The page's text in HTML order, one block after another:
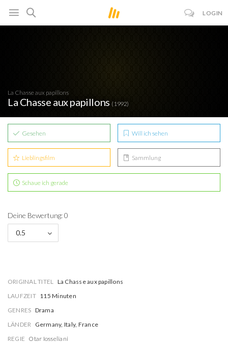
LOGIN
La Chasse aux papillons
La Chasse aux papillons (1992)
Gesehen Will ich sehen
Lieblingsfilm Sammlung
Schaue ich gerade
Deine Bewertung: 0
0.5
ORIGINAL TITEL La Chasse aux papillons
LAUFZEIT 115 Minuten
GENRES Drama
LÄNDER Germany, Italy, France
REGIE Otar Iosseliani